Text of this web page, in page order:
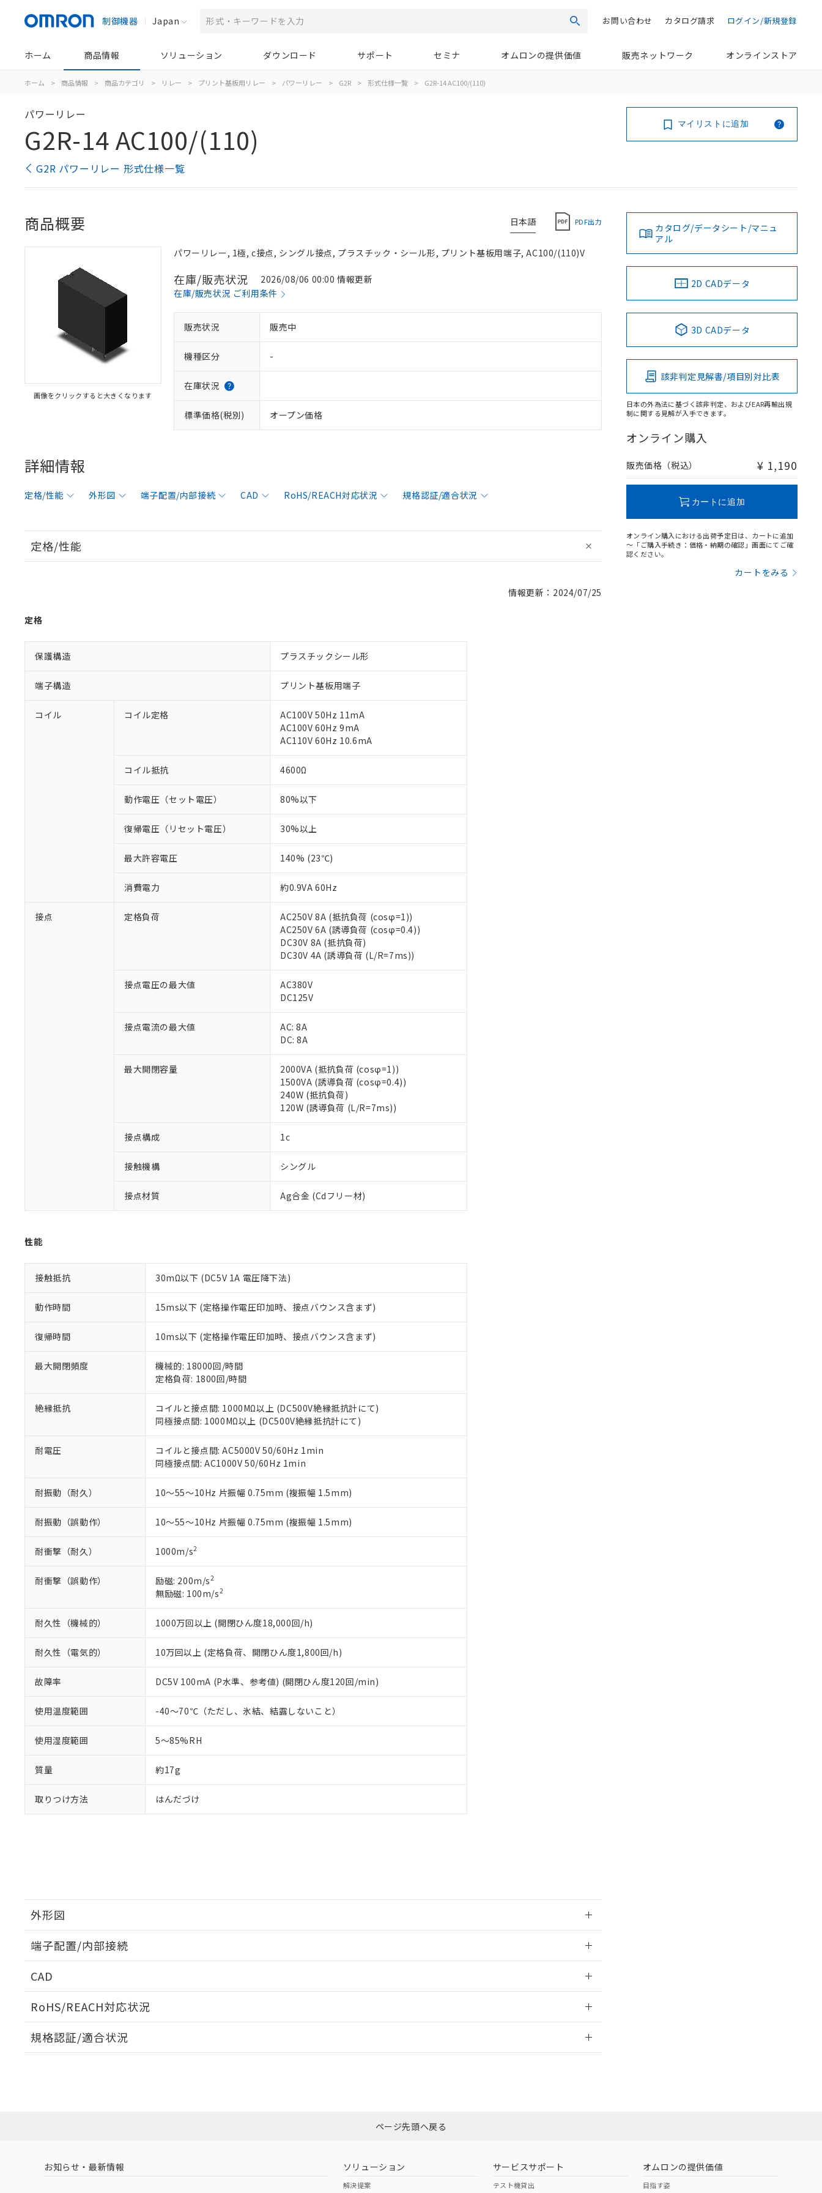
制御機器 Japan 検索 ログイン/新規登録
カタログ請求
お問い合わせ
ホーム 商品情報 ソリューション ダウンロード サポート セミナ オムロンの提供価値 販売ネットワーク オンラインストア
ホーム > 商品情報 > 商品カテゴリ > リレー > プリント基板用リレー > パワーリレー > G2R > 形式仕様一覧 > G2R-14 AC100/(110)
パワーリレー
G2R-14 AC100/(110)
G2R パワーリレー 形式仕様一覧
マイリストに追加
日本語 PDF出力
商品概要
画像をクリックすると大きくなります
パワーリレー, 1極, c接点, シングル接点, プラスチック・シール形, プリント基板用端子, AC100/(110)V
在庫/販売状況
2026/08/06 00:00 情報更新
在庫/販売状況 ご利用条件
販売状況 販売中
機種区分 -
在庫状況
標準価格(税別) オープン価格
詳細情報
定格/性能 外形図 端子配置/内部接続 CAD RoHS/REACH対応状況 規格認証/適合状況
定格/性能
情報更新：2024/07/25
定格
保護構造 プラスチックシール形
端子構造 プリント基板用端子
コイル コイル定格
AC100V 50Hz 11mA
AC100V 60Hz 9mA
AC110V 60Hz 10.6mA
コイル抵抗 4600Ω
動作電圧（セット電圧） 80%以下
復帰電圧（リセット電圧） 30%以上
最大許容電圧 140% (23℃)
消費電力 約0.9VA 60Hz
接点 定格負荷
AC250V 8A (抵抗負荷 (cosφ=1))
AC250V 6A (誘導負荷 (cosφ=0.4))
DC30V 8A (抵抗負荷)
DC30V 4A (誘導負荷 (L/R=7ms))
接点電圧の最大値
AC380V
DC125V
接点電流の最大値
AC: 8A
DC: 8A
最大開閉容量
2000VA (抵抗負荷 (cosφ=1))
1500VA (誘導負荷 (cosφ=0.4))
240W (抵抗負荷)
120W (誘導負荷 (L/R=7ms))
接点構成 1c
接触機構 シングル
接点材質 Ag合金 (Cdフリー材)
性能
接触抵抗 30mΩ以下 (DC5V 1A 電圧降下法)
動作時間 15ms以下 (定格操作電圧印加時、接点バウンス含まず)
復帰時間 10ms以下 (定格操作電圧印加時、接点バウンス含まず)
最大開閉頻度
機械的: 18000回/時間
定格負荷: 1800回/時間
絶縁抵抗
コイルと接点間: 1000MΩ以上 (DC500V絶縁抵抗計にて)
同極接点間: 1000MΩ以上 (DC500V絶縁抵抗計にて)
耐電圧
コイルと接点間: AC5000V 50/60Hz 1min
同極接点間: AC1000V 50/60Hz 1min
耐振動（耐久） 10～55～10Hz 片振幅 0.75mm (複振幅 1.5mm)
耐振動（誤動作） 10～55～10Hz 片振幅 0.75mm (複振幅 1.5mm)
耐衝撃（耐久） 1000m/s2
耐衝撃（誤動作） 励磁: 200m/s2
無励磁: 100m/s2
耐久性（機械的） 1000万回以上 (開閉ひん度18,000回/h)
耐久性（電気的） 10万回以上 (定格負荷、開閉ひん度1,800回/h)
故障率 DC5V 100mA (P水準、参考値) (開閉ひん度120回/min)
使用温度範囲 -40～70℃（ただし、氷結、結露しないこと）
使用湿度範囲 5～85%RH
質量 約17g
取りつけ方法 はんだづけ
外形図
端子配置/内部接続
CAD
RoHS/REACH対応状況
EU RoHS 注意事項・凡例
ダウンロードはこちら
中国 RoHS 注意事項・凡例
規格認証/適合状況
カタログ/データシート/マニュ
アル
2D CADデータ
3D CADデータ
該非判定見解書/項目別対比表
日本の外為法に基づく該非判定、およびEAR再輸出規
制に関する見解が入手できます。
オンライン購入
販売価格（税込） ¥ 1,190
カートに追加
オンライン購入における出荷予定日は、カートに追加
～「ご購入手続き：価格・納期の確認」画面にてご確
認ください。
カートをみる
ご利用条件
以下の条件をお読みいただき、同意のうえご利用ください。
当社制御機器事業取扱商品の中には、本サービスの対象外となる商品もあることをご了承ください。
在庫状況および標準価格照会結果は、記載している更新日時点での社内データに基づき作成されるも
当社販売員にご相談ください。
オムロン制御機器販売店や当社販売拠点は「
在庫状況および標準価格結果を当社の事前の承諾なく第三者に漏洩または開示しないようお願いしま
す。
ている必要があります。
お客様が当ウェブサイト上で当社にご登録された部品リストについて、当社および当社の共同利用者
さい。
※当社の共同利用者とは、
いる法人を指します。
対応済み：EU RoHS指令（10物質）の非含有に対応した製品が提供可能な商品です。
対応予定：EU RoHS指令（10物質）の非含有に対応した製品に切り替える予定のある商品です。
対応予定なし：EU RoHS指令（10物質）の非含有に非対応の商品で、対応品を出す予定はありません。
調査・確認中：EU RoHS指令（10物質）の非含有の対応状況を調査中または確認中の商品です。
非該当品：ライセンス料など無形物で、有害物質有無と関係のない商品です。
仕入先様の事情により、非含有部品としていたものが、含有品と判明した場合などやむを得ず変更すること
六価クロム(Cr(Ⅵ)) 1000ppm以下、ポリ臭化ビフェニル類(PBB) 1000ppm以下、ポリ臭化ジフェニルエーテル類(PBDE) 1000ppm以下、
フタル酸ビス(2-エチルヘキシル) (DEHP)(別名：DOP) 1000ppm以下、フタル酸ブチルベンジル（BBP） 1000ppm以下、フタル酸ジブチ
ル（DBP） 1000ppm以下、フタル酸ジイソブチル (DIBP) 1000ppm以下
※2 対応予定月
部品在庫の切り替え状況などにより、予定月が前後することがあります。
※3 非含有証明書ダウンロード
下記の非含有証明書をダウンロードすることができます。
EU RoHS指令（10物質）の非含有証明書
51物質の非含有証明書（当社基準）
※本証明書は発行日時点で非含有を証明するもので、過去に遡って非含有を証明するものではありません。
また、RoHS指令のフタル酸エステル類４物質の対応では、対応完了までの期間は出荷製品に未対応品が
混在することから備考欄に対応日を記載しておりました。
既に当社にて対応品への在庫切替を完了していることから、特段のことがない限り、2022年1月12日よ
※1 中国RoHS○×表
「×」：最大均質材料含有率が中国RoHSの基準値を超えていることを示します。
「－」：未確認です。当社販売部門へお問い合わせください。
*中国RoHS10物質の基準値 (GB/T26572)：
※2 環境保護使用期限
「ｅ」：有害物質（10物質）のすべてが基準値以下であることを示します。
「10」：通常の使用状況下において有害物質が外部に漏えいし、環境に深刻な影響を及ぼさない年数を意
味します。
う）を輸出または国外への提供する場合は、日本国政府の輸出許可(または役務取引許可)を取得する
などの必要な手続きをとります。
当社は、貴社製品を第三者に販売する場合は、上記1、2および3の内容を当該第三者に通知します。
また当社は、販売先および販売に係わる関係者が違法に輸出するおそれがある場合は、取り引きをい
たしません。
号
△ 一定数には満たないが在庫あり
－
在庫なし(最新の在庫状況については、お客様のお取引先、またはお客様担当のオムロン制御
機器販売店・当社販売員にご確認ください)
空
白
受注生産機種、また在庫状況の情報を公開していない機種
ページ先頭へ戻る
お知らせ・最新情報 ソリューション
解決提案
サービスサポート
テスト機貸出
オムロンの提供価値
目指す姿